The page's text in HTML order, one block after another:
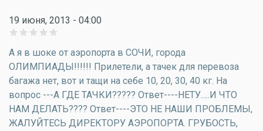
19 июня, 2013 - 04:00
А я в шоке от аэропорта в СОЧИ, города
ОЛИМПИАДЫ!!!!!! Прилетели, а тачек для перевоза
багажа нет, вот и тащи на себе 10, 20, 30, 40 кг. На
вопрос ---А ГДЕ ТАЧКИ????? Ответ----НЕТУ.....И ЧТО
НАМ ДЕЛАТЬ???? Ответ----ЭТО НЕ НАШИ ПРОБЛЕМЫ,
ЖАЛУЙТЕСЬ ДИРЕКТОРУ АЭРОПОРТА. ГРУБОСТЬ,